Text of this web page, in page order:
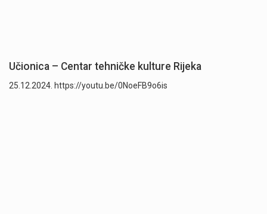
Učionica – Centar tehničke kulture Rijeka
25.12.2024. https://youtu.be/0NoeFB9o6is